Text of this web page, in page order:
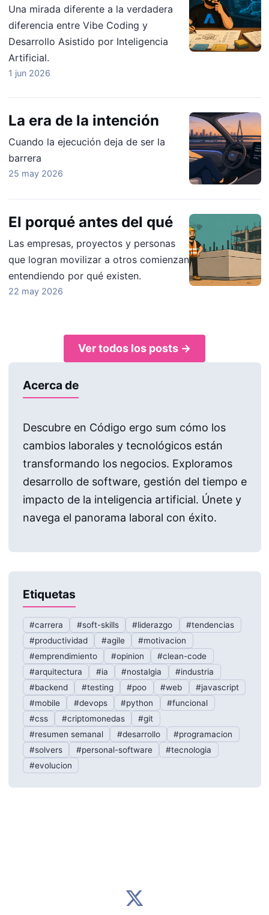
Una mirada diferente a la verdadera
diferencia entre Vibe Coding y
Desarrollo Asistido por Inteligencia
Artificial.
1 jun 2026
La era de la intención
Cuando la ejecución deja de ser la
barrera
25 may 2026
El porqué antes del qué
Las empresas, proyectos y personas
que logran movilizar a otros comienzan
entendiendo por qué existen.
22 may 2026
Ver todos los posts →
Acerca de
Descubre en Código ergo sum cómo los
cambios laborales y tecnológicos están
transformando los negocios. Exploramos
desarrollo de software, gestión del tiempo e
impacto de la inteligencia artificial. Únete y
navega el panorama laboral con éxito.
Etiquetas
#carrera #soft-skills #liderazgo
#tendencias
#productividad
#agile
#motivacion
#emprendimiento
#opinion
#clean-code
#arquitectura
#ia #nostalgia
#industria
#backend
#testing #poo #web
#javascript
#mobile
#devops #python
#funcional
#css
#criptomonedas
#git
#resumen semanal
#desarrollo
#programacion
#solvers
#personal-software
#tecnologia
#evolucion